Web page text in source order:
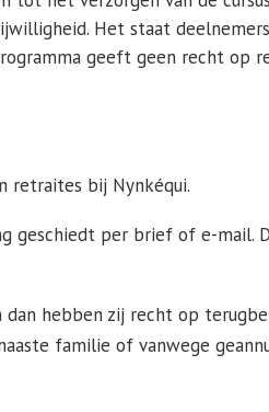
Het staat
geeft geen recht op
retraites bij Nynkéqui.
geschiedt per brief of e-mail.
hebben zij recht op
familie of vanwege